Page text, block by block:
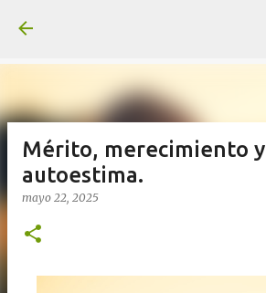
Mérito, merecimiento y
autoestima.
mayo 22, 2025